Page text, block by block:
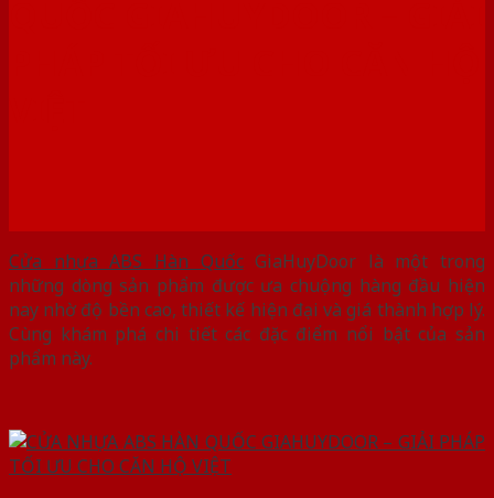
Cửa nhựa ABS Hàn QuốcGiaHuyDoor là một trong
những dòng sản phẩm được ưa chuộng hàng đầu hiện
nay nhờ độ bền cao, thiết kế hiện đại và giá thành hợp lý.
Cùng khám phá chi tiết các đặc điểm nổi bật của sản
phẩm này.